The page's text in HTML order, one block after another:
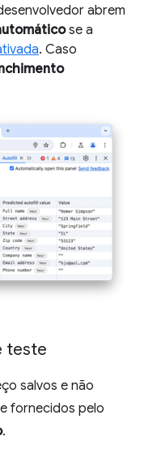
abrem
se a
. Caso
teste
salvos e não
fornecidos pelo
.